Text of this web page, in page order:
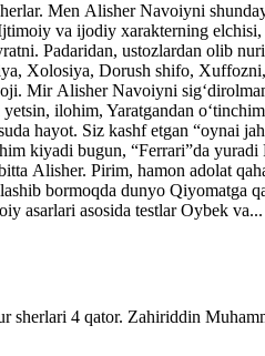
Men Alisher Navoiyni
va ijodiy xarakterning elchisi,
Padaridan, ustozlardan olib
Xolosiya, Dorush shifo, Xuffozni,
Mir Alisher Navoiyni
ilohim, Yaratgandan
hayot. Siz kashf etgan “oynai
kiyadi bugun, “Ferrari”da
Alisher. Pirim, hamon adolat
bormoqda dunyo Qiyomatga
asarlari asosida testlar Oybek va...
4 qator. Zahiriddin